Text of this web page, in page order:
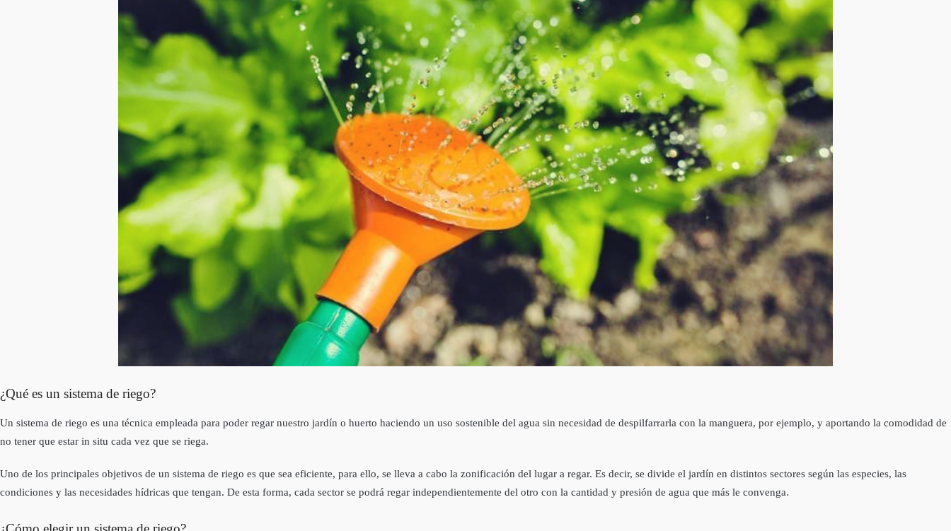
¿Qué es un sistema de riego?
Un sistema de riego es una técnica empleada para poder regar nuestro jardín o huerto haciendo un uso sostenible del agua sin necesidad de despilfarrarla con la manguera, por ejemplo, y aportando la comodidad de
no tener que estar in situ cada vez que se riega.
Uno de los principales objetivos de un sistema de riego es que sea eficiente, para ello, se lleva a cabo la zonificación del lugar a regar. Es decir, se divide el jardín en distintos sectores según las especies, las
condiciones y las necesidades hídricas que tengan. De esta forma, cada sector se podrá regar independientemente del otro con la cantidad y presión de agua que más le convenga.